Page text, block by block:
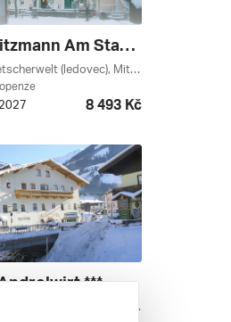
Hotel Heitzmann Am Stadtplatz ***
Weisssee Gletscherwelt (ledovec), Mittersill / Pass Thurn, Mittersill, Salcbursko, Rakouské Ledovce, Oberpinzgau, Rakousko
8 493 Kč
***
Rauris, Salcbursko, Raurisertal, Rakousko